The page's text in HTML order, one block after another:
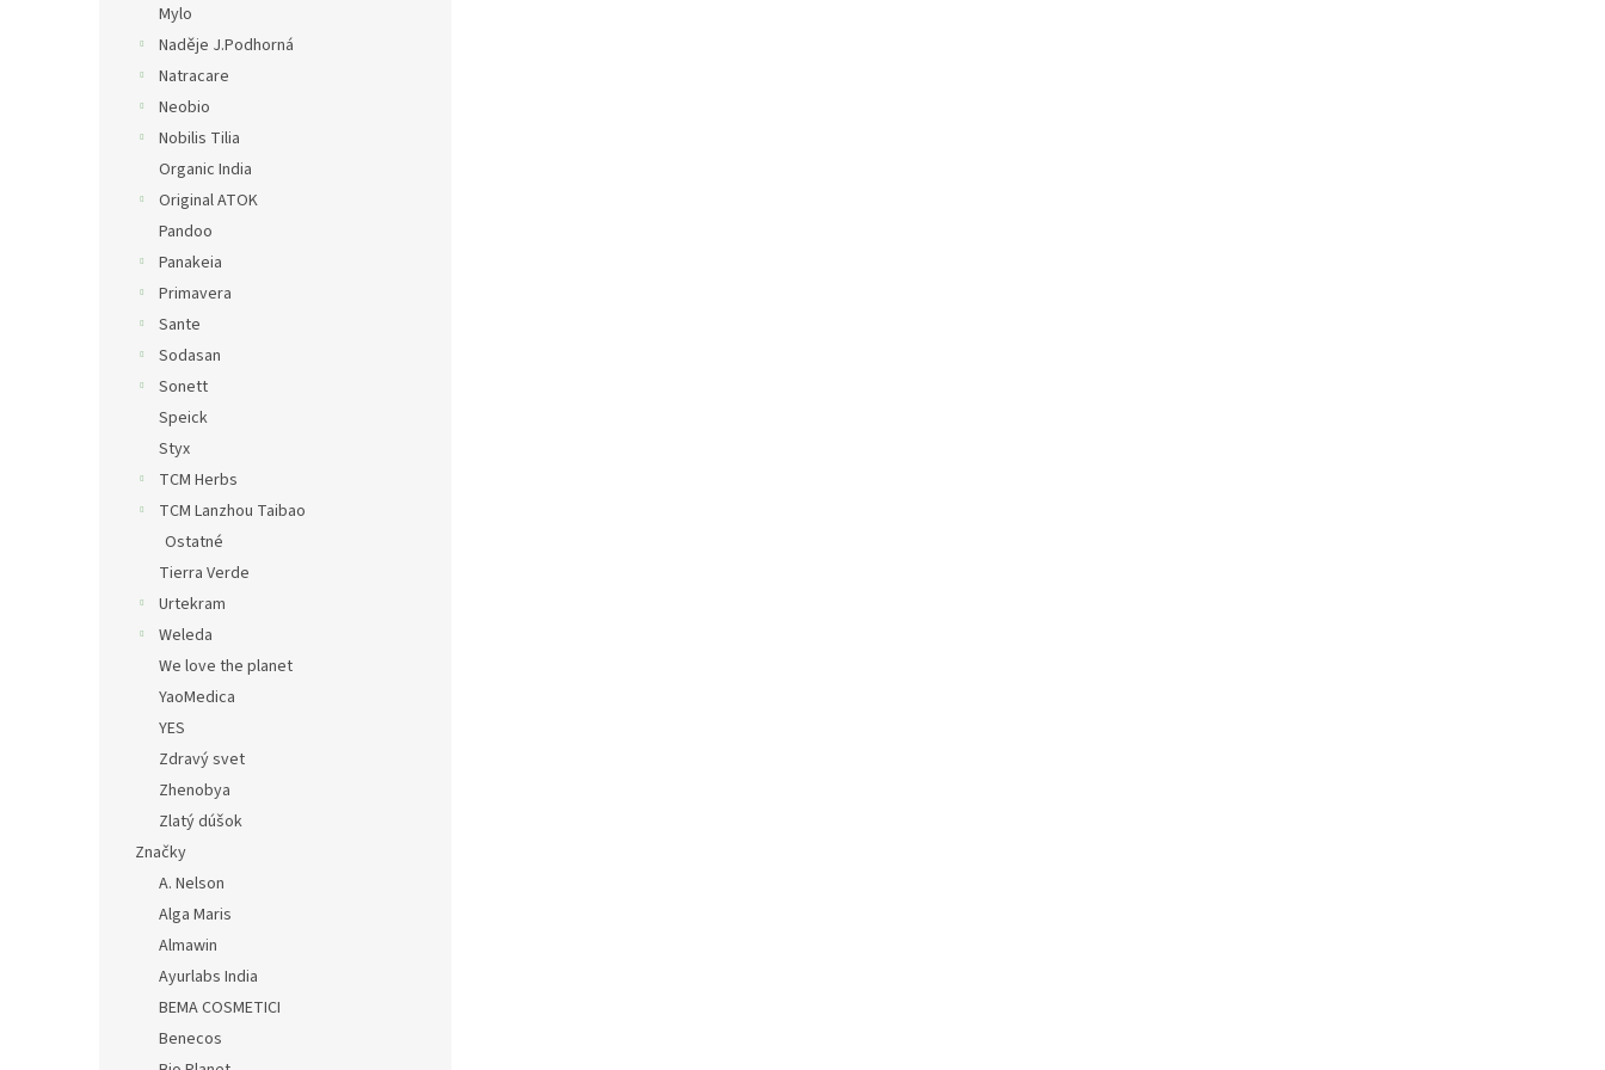
Mylo
Naděje J.Podhorná
Natracare
Neobio
Nobilis Tilia
Organic India
Original ATOK
Pandoo
Panakeia
Primavera
Sante
Sodasan
Sonett
Speick
Styx
TCM Herbs
TCM Lanzhou Taibao
Ostatné
Tierra Verde
Urtekram
Weleda
We love the planet
YaoMedica
YES
Zdravý svet
Zhenobya
Zlatý dúšok
Značky
A. Nelson
Alga Maris
Almawin
Ayurlabs India
BEMA COSMETICI
Benecos